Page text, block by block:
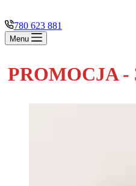
780 623 881
Menu
PROMOCJA -